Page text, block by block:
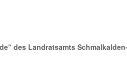
des Landratsamts